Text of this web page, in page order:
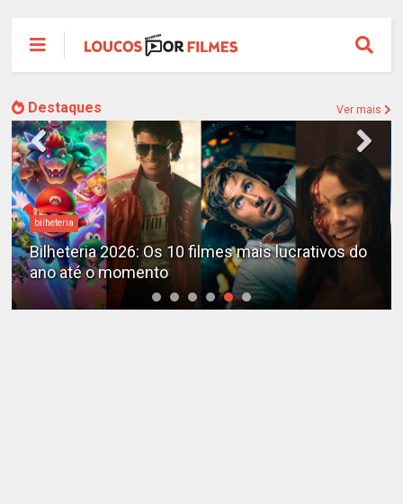
Destaques Ver mais
bilheteria
Bilheteria 2026: Os 10 filmes mais lucrativos do
ano até o momento